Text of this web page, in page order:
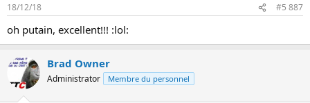
18/12/18 #5 887
oh putain, excellent!!! :lol:
Brad Owner
Administrator Membre du personnel